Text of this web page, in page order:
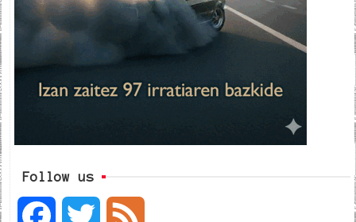
Follow us